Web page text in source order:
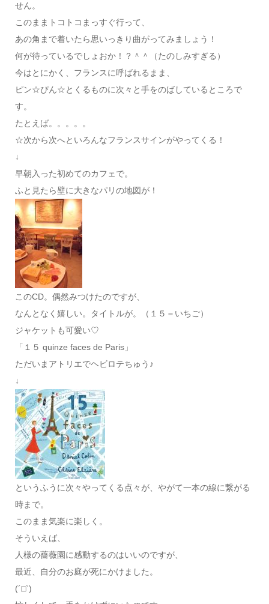
せん。
このままトコトコまっすぐ行って、
あの角まで着いたら思いっきり曲がってみましょう！
何が待っているでしょおか！？＾＾（たのしみすぎる）
今はとにかく、フランスに呼ばれるまま、
ピン☆ぴん☆とくるものに次々と手をのばしているところで
す。
たとえば。。。。。
☆次から次へといろんなフランスサインがやってくる！
↓
早朝入った初めてのカフェで。
ふと見たら壁に大きなパリの地図が！
このCD。偶然みつけたのですが、
なんとなく嬉しい。タイトルが。（１５＝いちご）
ジャケットも可愛い♡
「１５ quinze faces de Paris」
ただいまアトリエでヘビロテちゅう♪
↓
というふうに次々やってくる点々が、やがて一本の線に繋がる
時まで。
このまま気楽に楽しく。
そういえば、
人様の薔薇園に感動するのはいいのですが、
最近、自分のお庭が死にかけました。
(´□`)